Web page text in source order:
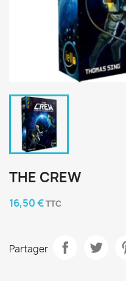
THE CREW
16,50 €TTC
Partager